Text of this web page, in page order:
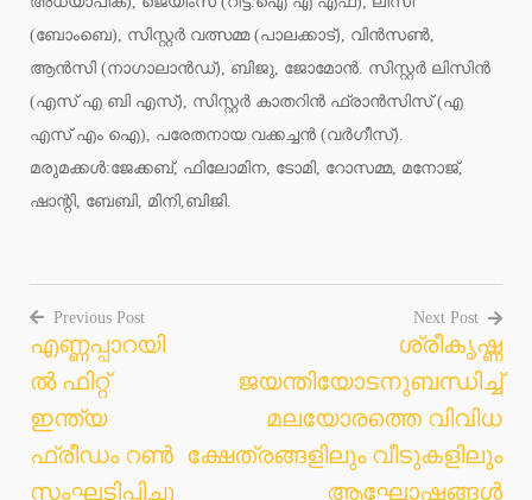
(ബോംബെ), സിസ്റ്റര്‍ വത്സമ്മ (പാലക്കാട്), വിന്‍സണ്‍,
ആന്‍സി (നാഗാലാന്‍ഡ്), ബിജു, ജോമോന്‍. സിസ്റ്റര്‍ ലിസിന്‍
(എസ് എ ബി എസ്), സിസ്റ്റര്‍ കാതറിന്‍ ഫ്രാന്‍സിസ് (എ
എസ് എം ഐ), പരേതനായ വക്കച്ചന്‍ (വര്‍ഗീസ്).
മരുമക്കള്‍:ജേക്കബ്, ഫിലോമിന, ടോമി, റോസമ്മ, മനോജ്,
ഷാന്റി, ബേബി, മിനി,ബിജി.
Post
navigation
Previous Post
എണ്ണപ്പാറയി
ൽ ഫിറ്റ്
ഇന്ത്യ
ഫ്രീഡം റൺ
സംഘടിപ്പിച്ചു
Next Post
ശ്രീകൃഷ്ണ
ജയന്തിയോടനുബന്ധിച്ച്
മലയോരത്തെ വിവിധ
ക്ഷേത്രങ്ങളിലും വീടുകളിലും
ആഘോഷങ്ങള്‍